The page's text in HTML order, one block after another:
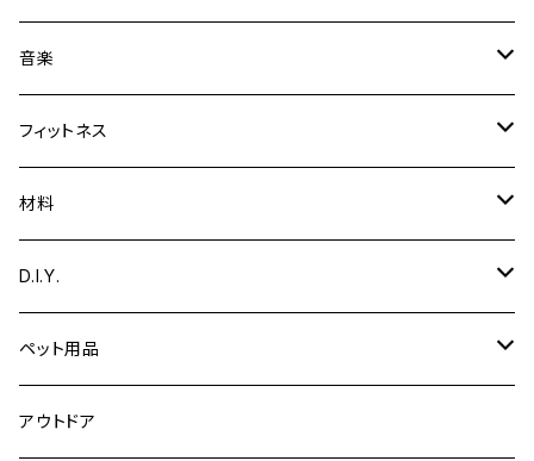
置物／オブジェ
文具
ガーデニング用品
小物入れ
スマホスタンド
ネームプレート／表札
音楽関連家具
テーブル
まな板・カッティングボード
食器
エッグスタンド
鍋敷き
鍋ふた
カトラリー
Yoshibumi Shinada
彫刻
絵
音楽
ギター用品
ギタースタンド
脚台
楽器
カホン
ディフューザー
フィットネス
トレーニング用品
収納
ダンベルラック
材料
木材
アクリル
コーリアン
D.I.Y.
時計パーツ
切り文字
ペット用品
ネコの爪研ぎ
アウトドア